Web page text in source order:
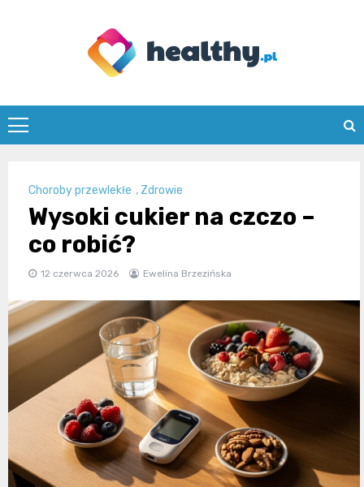
healthy.pl
Choroby przewlekłe , Zdrowie
Wysoki cukier na czczo –
co robić?
12 czerwca 2026 Ewelina Brzezińska